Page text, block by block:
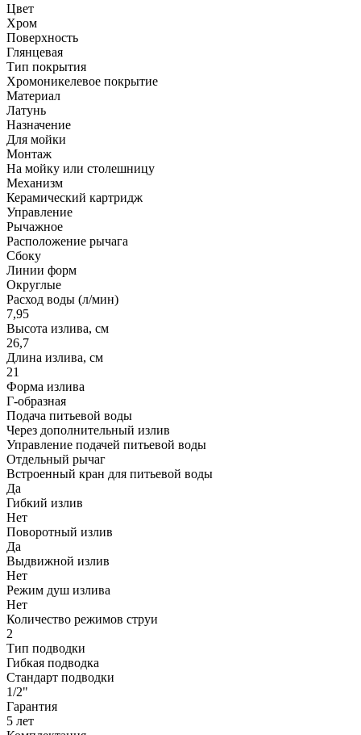
Цвет
Хром
Поверхность
Глянцевая
Тип покрытия
Хромоникелевое покрытие
Материал
Латунь
Назначение
Для мойки
Монтаж
На мойку или столешницу
Механизм
Керамический картридж
Управление
Рычажное
Расположение рычага
Сбоку
Линии форм
Округлые
Расход воды (л/мин)
7,95
Высота излива, см
26,7
Длина излива, см
21
Форма излива
Г-образная
Подача питьевой воды
Через дополнительный излив
Управление подачей питьевой воды
Отдельный рычаг
Встроенный кран для питьевой воды
Да
Гибкий излив
Нет
Поворотный излив
Да
Выдвижной излив
Нет
Режим душ излива
Нет
Количество режимов струи
2
Тип подводки
Гибкая подводка
Стандарт подводки
1/2"
Гарантия
5 лет